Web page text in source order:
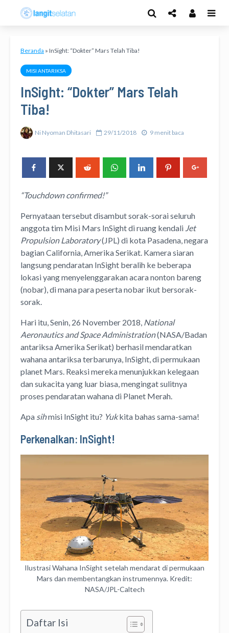
Beranda » InSight: “Dokter” Mars Telah Tiba!
MISI ANTARIKSA
InSight: “Dokter” Mars Telah
Tiba!
Ni Nyoman Dhitasari 29/11/2018 9 menit baca
“Touchdown confirmed!”
Pernyataan tersebut disambut sorak-sorai seluruh
anggota tim Misi Mars InSight di ruang kendali Jet
Propulsion Laboratory(JPL) di kota Pasadena, negara
bagian California, Amerika Serikat. Kamera siaran
langsung pendaratan InSight beralih ke beberapa
lokasi yang menyelenggarakan acara nonton bareng
(nobar), di mana para peserta nobar ikut bersorak-
sorak.
Hari itu, Senin, 26 November 2018, National
Aeronautics and Space Administration(NASA/Badan
antariksa Amerika Serikat) berhasil mendaratkan
wahana antariksa terbarunya, InSight, di permukaan
planet Mars. Reaksi mereka menunjukkan kelegaan
dan sukacita yang luar biasa, mengingat sulitnya
proses pendaratan wahana di Planet Merah.
Apa sihmisi InSight itu? Yukkita bahas sama-sama!
Perkenalkan: InSight!
Ilustrasi Wahana InSight setelah mendarat di permukaan
Mars dan membentangkan instrumennya. Kredit:
NASA/JPL-Caltech
Daftar Isi